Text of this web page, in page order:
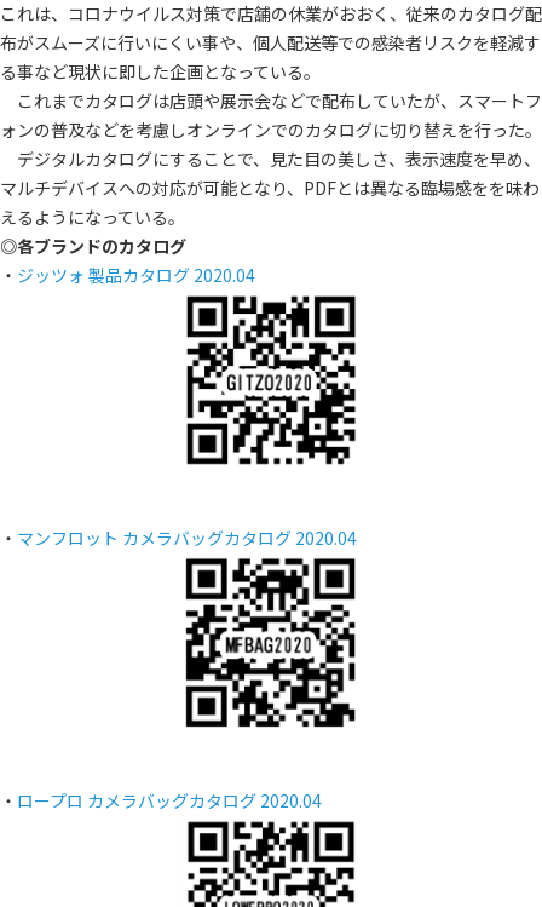
これは、コロナウイルス対策で店舗の休業がおおく、従来のカタログ配
布がスムーズに行いにくい事や、個人配送等での感染者リスクを軽減す
る事など現状に即した企画となっている。
これまでカタログは店頭や展示会などで配布していたが、スマートフ
ォンの普及などを考慮しオンラインでのカタログに切り替えを行った。
デジタルカタログにすることで、見た目の美しさ、表示速度を早め、
マルチデバイスへの対応が可能となり、PDFとは異なる臨場感をを味わ
えるようになっている。
◎各ブランドのカタログ
・ ジッツォ 製品カタログ 2020.04
・ マンフロット カメラバッグカタログ 2020.04
・ ロープロ カメラバッグカタログ 2020.04